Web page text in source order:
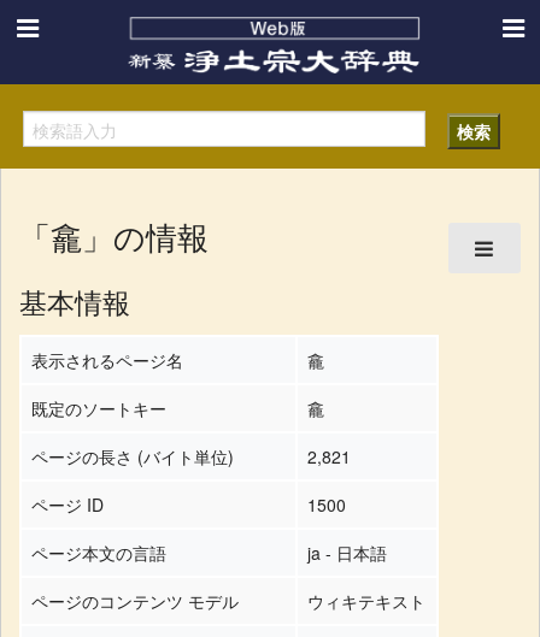
「龕」の情報
基本情報
表示されるページ名
龕
既定のソートキー
龕
ページの長さ (バイト単位)
2,821
ページ ID
1500
ページ本文の言語
ja - 日本語
ページのコンテンツ モデル
ウィキテキスト